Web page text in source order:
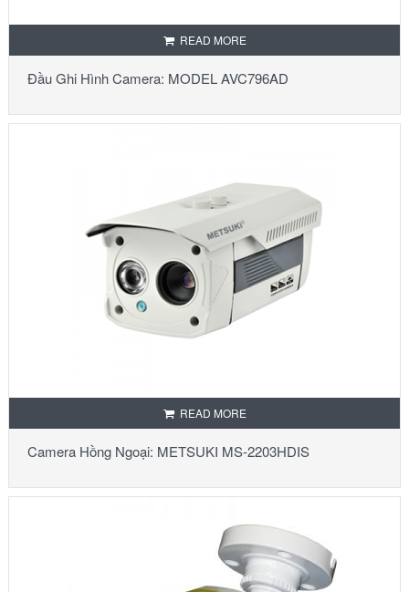
READ MORE
Đầu Ghi Hình Camera: MODEL AVC796AD
READ MORE
Camera Hồng Ngoại: METSUKI MS-2203HDIS